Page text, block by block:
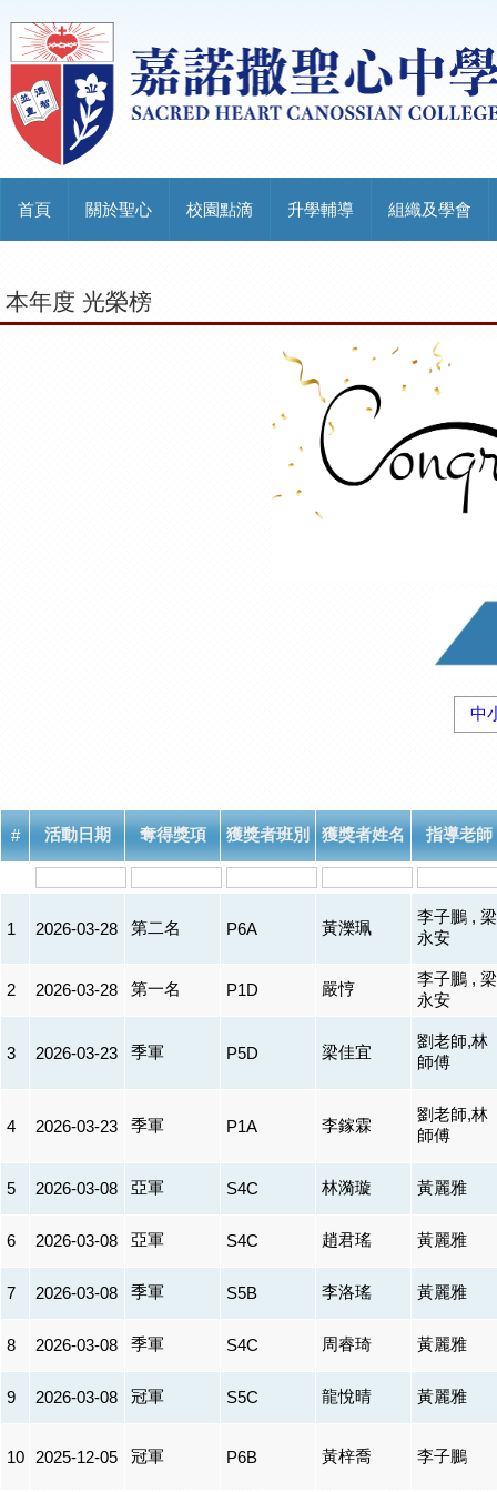
首頁 關於聖心 校園點滴 升學輔導 組織及學會
本年度 光榮榜
中
# 活動日期 奪得獎項 獲獎者班別 獲獎者姓名 指導老師
1 2026-03-28 第二名 P6A 黃濼珮
李子鵬 , 梁
永安
2 2026-03-28 第一名 P1D 嚴悙
李子鵬 , 梁
永安
3 2026-03-23 季軍 P5D 梁佳宜
劉老師,林
師傅
4 2026-03-23 季軍 P1A 李鎵霖
劉老師,林
師傅
5 2026-03-08 亞軍 S4C 林漪璇 黃麗雅
6 2026-03-08 亞軍 S4C 趙君瑤 黃麗雅
7 2026-03-08 季軍 S5B 李洛瑤 黃麗雅
8 2026-03-08 季軍 S4C 周睿琦 黃麗雅
9 2026-03-08 冠軍 S5C 龍悅晴 黃麗雅
10 2025-12-05 冠軍 P6B 黃梓喬 李子鵬